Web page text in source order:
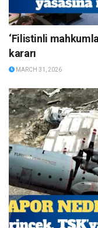
‘Filistinli
kararı
MARCH 31, 2026